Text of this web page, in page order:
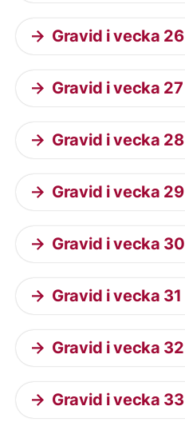
Gravid i vecka 26
Gravid i vecka 27
Gravid i vecka 28
Gravid i vecka 29
Gravid i vecka 30
Gravid i vecka 31
Gravid i vecka 32
Gravid i vecka 33